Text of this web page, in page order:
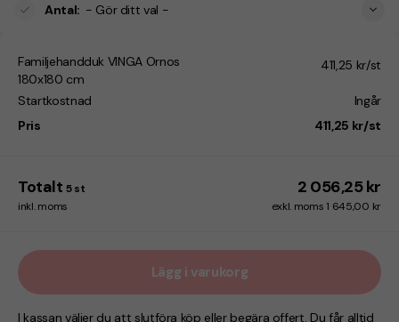
Antal: - Gör ditt val -
Familjehandduk VINGA Ornos
180x180 cm
411,25 kr/st
Startkostnad
Ingår
Pris
411,25 kr/st
Totalt 5 st 2 056,25 kr
inkl. moms exkl. moms 1 645,00 kr
Lägg i varukorg
I kassan väljer du att slutföra köp eller begära offert. Du får alltid